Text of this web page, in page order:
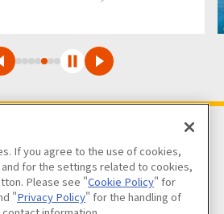
로우해 주세요
If you agree to the use of cookies,
for the settings related to cookies,
Please see "Cookie Policy" for
"Privacy Policy" for the handling of